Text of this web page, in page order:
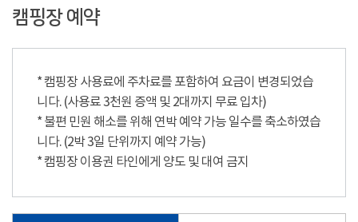
캠핑장 예약
* 캠핑장 사용료에 주차료를 포함하여 요금이 변경되었습
니다. (사용료 3천원 증액 및 2대까지 무료 입차)
* 불편 민원 해소를 위해 연박 예약 가능 일수를 축소하였습
니다. (2박 3일 단위까지 예약 가능)
* 캠핑장 이용권 타인에게 양도 및 대여 금지